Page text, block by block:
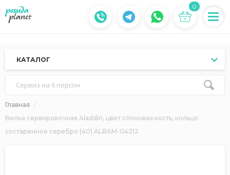
0
КАТАЛОГ
Сервиз на 6 персон
Главная
Вилка сервировочная Aladdin, цвет слоновая кость, кольцо
состаренное серебро (40) ALBAM-04212